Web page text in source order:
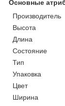
Основные
Производитель
Высота
Длина
Состояние
Тип
Упаковка
Цвет
Ширина